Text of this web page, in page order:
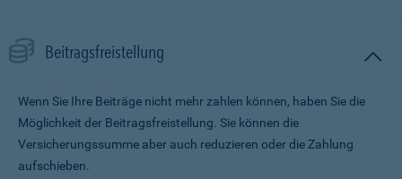
Beitragsfreistellung
Wenn Sie Ihre Beiträge nicht mehr zahlen können, haben Sie die
Möglichkeit der Beitragsfreistellung. Sie können die
Versicherungssumme aber auch reduzieren oder die Zahlung
aufschieben.